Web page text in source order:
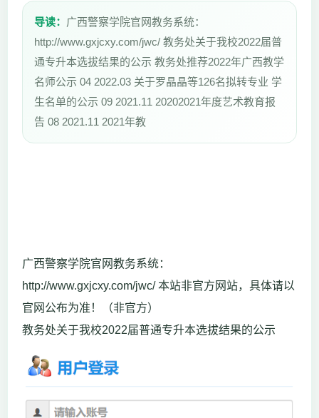
导读： 广西警察学院官网教务系统：
http://www.gxjcxy.com/jwc/ 教务处关于我校2022届普
通专升本选拔结果的公示 教务处推荐2022年广西教学
名师公示 04 2022.03 关于罗晶晶等126名拟转专业 学
生名单的公示 09 2021.11 20202021年度艺术教育报
告 08 2021.11 2021年教
广西警察学院官网教务系统：
http://www.gxjcxy.com/jwc/ 本站非官方网站，具体请以
官网公布为准！（非官方）
教务处关于我校2022届普通专升本选拔结果的公示